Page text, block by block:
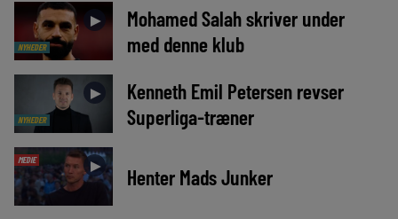
NYHEDER
►
Mohamed Salah skriver under
med denne klub
NYHEDER
►
Kenneth Emil Petersen revser
Superliga-træner
MEDIE ► Henter Mads Junker